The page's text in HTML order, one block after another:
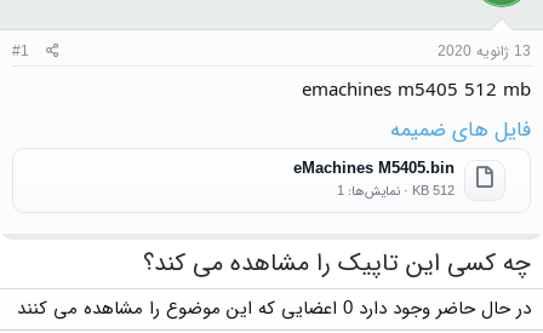
13 ژانویه 2020 #1
emachines m5405 512 mb
فایل های ضمیمه
eMachines M5405.bin
512 KB · نمایش‌ها: 1
چه کسی این تاپیک را مشاهده می کند؟
در حال حاضر وجود دارد 0 اعضایی که این موضوع را مشاهده می کنند